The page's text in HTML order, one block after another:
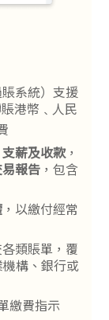
系統）支援
港幣﹑人民
支薪及收款，
易報告 ，包含
，以繳付經常
類賬單，覆
機構、銀行或
繳費指示